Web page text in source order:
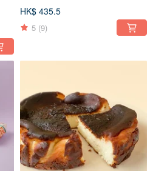
HK$ 435.5
5 (9)